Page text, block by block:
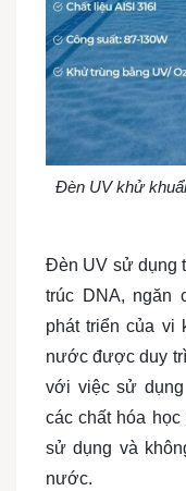
Đèn UV khử
Đèn UV sử dụng
trúc DNA, ngăn
phát triển của vi
nước được duy
với việc sử
các chất hóa
sử dụng và
nước.